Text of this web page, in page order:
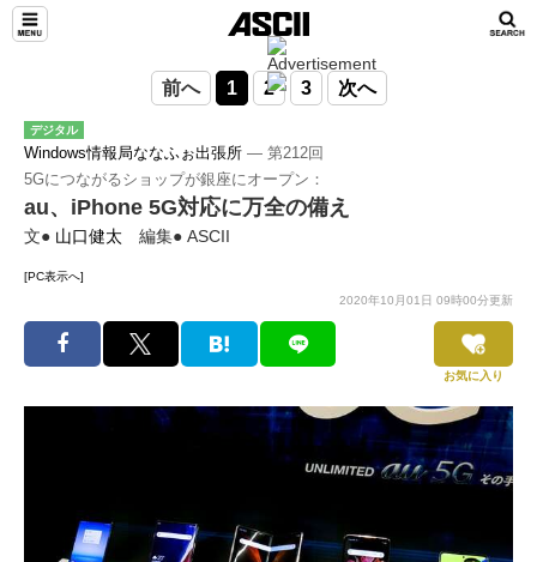
前へ 1 2 3 次へ
デジタル
Windows情報局ななふぉ出張所 ― 第212回
5Gにつながるショップが銀座にオープン：
au、iPhone 5G対応に万全の備え
文● 山口健太 編集● ASCII
[PC表示へ]
2020年10月01日 09時00分更新
お気に入り